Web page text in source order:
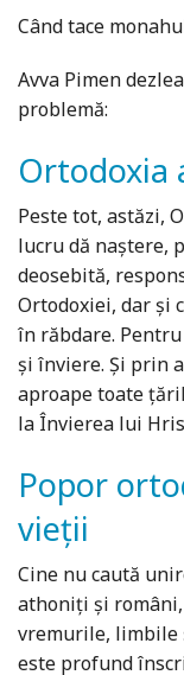
Când tace
Avva Pimen
problemă:
Ortodoxia
Peste tot, astăzi,
lucru dă naștere,
deosebită,
Ortodoxiei, dar și
în răbdare.
și înviere. Și prin
aproape toate
la Învierea lui
Popor
vieții
Cine nu caută
athoniți și
vremurile, limbile
este profund